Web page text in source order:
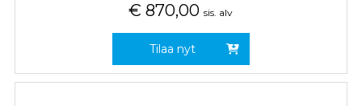
€ 870,00 sis. alv
Tilaa nyt